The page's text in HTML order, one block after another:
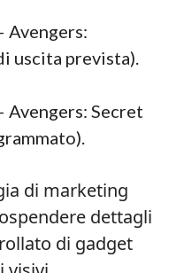
Avengers:
uscita prevista).
Secret
di marketing
dettagli
di gadget